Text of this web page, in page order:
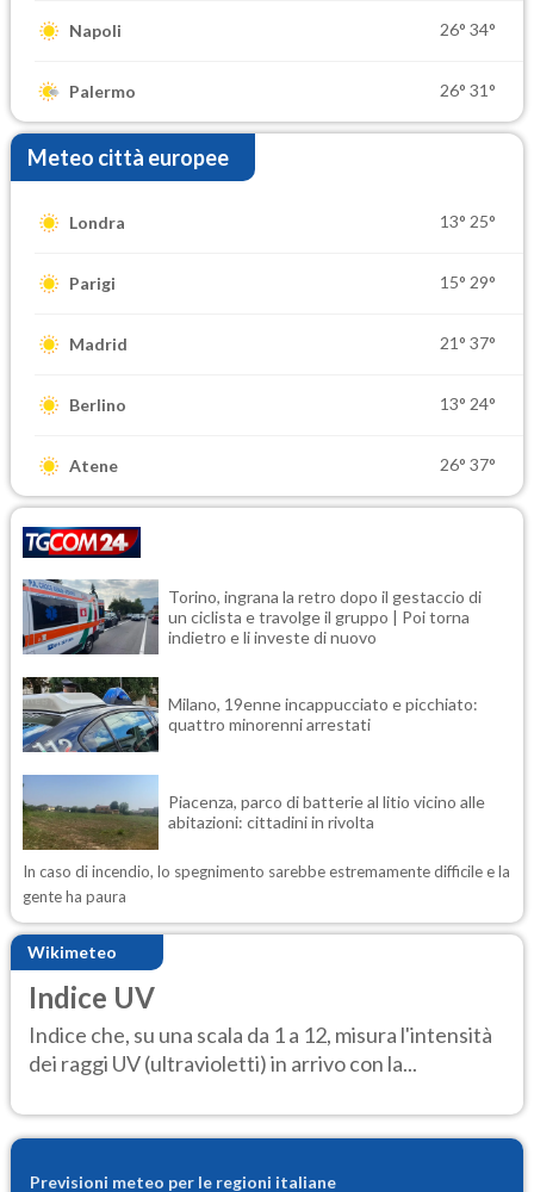
Napoli 26° 34°
Palermo 26° 31°
Meteo città europee
Londra 13° 25°
Parigi 15° 29°
Madrid 21° 37°
Berlino 13° 24°
Atene 26° 37°
Torino, ingrana la retro dopo il gestaccio di
un ciclista e travolge il gruppo | Poi torna
indietro e li investe di nuovo
Milano, 19enne incappucciato e picchiato:
quattro minorenni arrestati
Piacenza, parco di batterie al litio vicino alle
abitazioni: cittadini in rivolta
In caso di incendio, lo spegnimento sarebbe estremamente difficile e la
gente ha paura
Wikimeteo
Indice UV
Indice che, su una scala da 1 a 12, misura l'intensità
dei raggi UV (ultravioletti) in arrivo con la...
Previsioni meteo per le regioni italiane